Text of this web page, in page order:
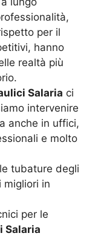
per il
hanno
realtà più
Salaria ci
intervenire
anche in uffici,
e molto
tubature degli
migliori in
per le
Salaria